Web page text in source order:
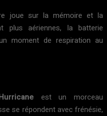
joue sur la mémoire et la
plus aériennes, la batterie
moment de respiration au
est un morceau
se répondent avec frénésie,